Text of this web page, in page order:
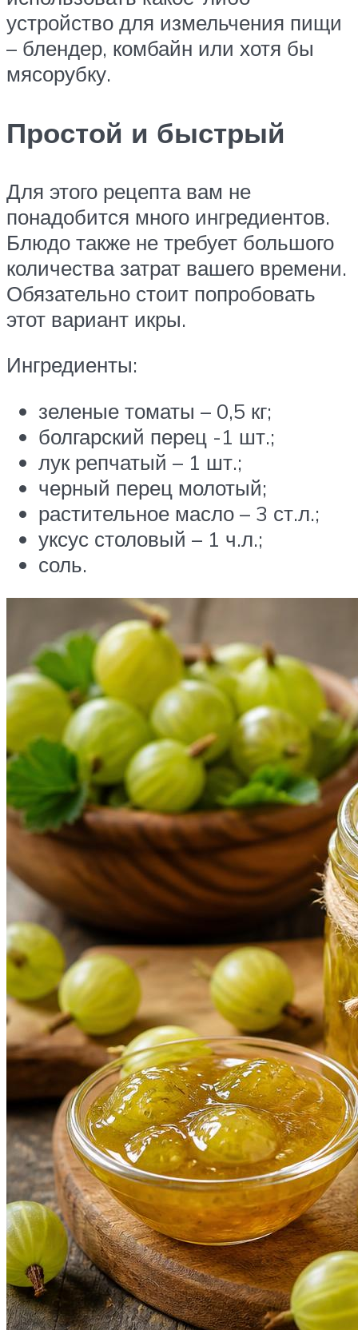
устройство для измельчения пищи
– блендер, комбайн или хотя бы
мясорубку.
Простой и быстрый
Для этого рецепта вам не
понадобится много ингредиентов.
Блюдо также не требует большого
количества затрат вашего времени.
Обязательно стоит попробовать
этот вариант икры.
Ингредиенты:
зеленые томаты – 0,5 кг;
болгарский перец -1 шт.;
лук репчатый – 1 шт.;
черный перец молотый;
растительное масло – 3 ст.л.;
уксус столовый – 1 ч.л.;
соль.